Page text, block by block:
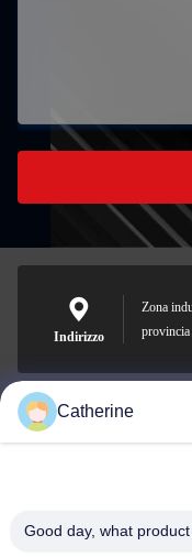
Indirizzo
Zona
provincia
Catherine
Good day, what